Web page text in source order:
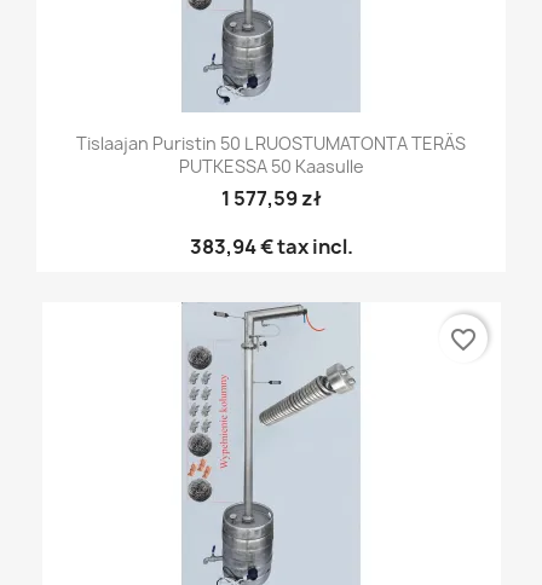
Tislaajan Puristin 50 L RUOSTUMATONTA TERÄS
PUTKESSA 50 Kaasulle
1 577,59 zł
383,94 €tax incl.
favorite_border